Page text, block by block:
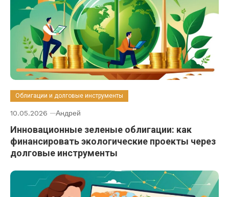
Облигации и долговые инструменты
10.05.2026 Андрей
Инновационные зеленые облигации: как
финансировать экологические проекты через
долговые инструменты